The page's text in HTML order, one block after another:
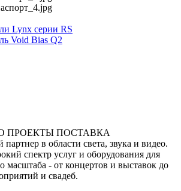
Lynx серии RS
Void Bias Q2
ПРОЕКТЫ ПОСТАВКА
в области света, звука и видео.
спектр услуг и оборудования для
масштаба - от концертов и выставок до
и свадеб.